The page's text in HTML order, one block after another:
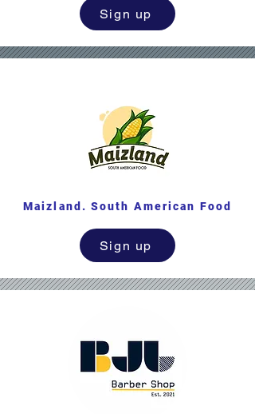
Sign up
Maizland. South American Food
Sign up